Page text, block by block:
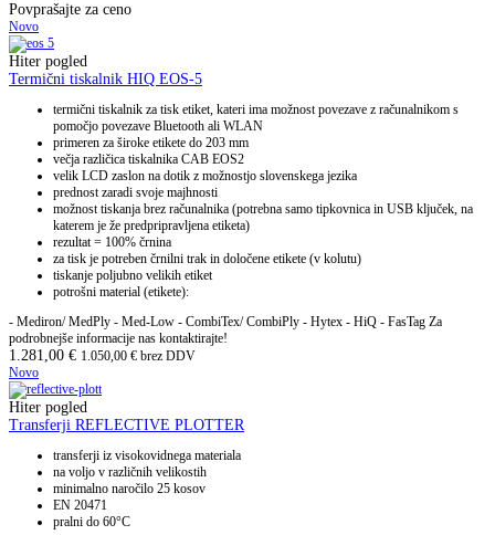
Povprašajte za ceno
Novo
Hiter pogled
Termični tiskalnik HIQ EOS-5
termični tiskalnik za tisk etiket, kateri ima možnost povezave z računalnikom s
pomočjo povezave Bluetooth ali WLAN
primeren za široke etikete do 203 mm
večja različica tiskalnika CAB EOS2
velik LCD zaslon na dotik z možnostjo slovenskega jezika
prednost zaradi svoje majhnosti
možnost tiskanja brez računalnika (potrebna samo tipkovnica in USB ključek, na
katerem je že predpripravljena etiketa)
rezultat = 100% črnina
za tisk je potreben črnilni trak in določene etikete (v kolutu)
tiskanje poljubno velikih etiket
potrošni material (etikete):
- Mediron/ MedPly - Med-Low - CombiTex/ CombiPly - Hytex - HiQ - FasTag Za
podrobnejše informacije nas kontaktirajte!
1.281,00 € 1.050,00 € brez DDV
Novo
Hiter pogled
Transferji REFLECTIVE PLOTTER
transferji iz visokovidnega materiala
na voljo v različnih velikostih
minimalno naročilo 25 kosov
EN 20471
pralni do 60°C